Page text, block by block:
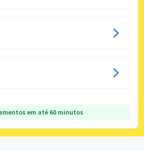
em até 60 minutos